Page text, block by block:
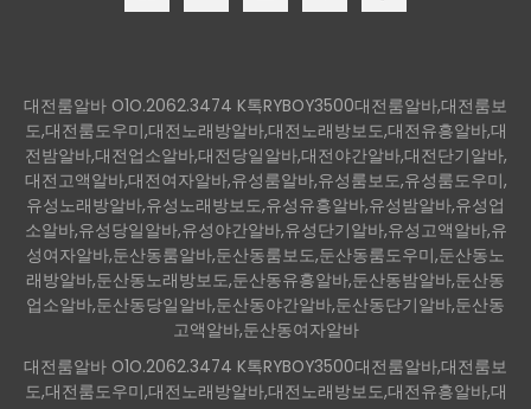
대전룸알바 O1O.2062.3474 K톡RYBOY3500대전룸알바,대전룸보
도,대전룸도우미,대전노래방알바,대전노래방보도,대전유흥알바,대
전밤알바,대전업소알바,대전당일알바,대전야간알바,대전단기알바,
대전고액알바,대전여자알바,유성룸알바,유성룸보도,유성룸도우미,
유성노래방알바,유성노래방보도,유성유흥알바,유성밤알바,유성업
소알바,유성당일알바,유성야간알바,유성단기알바,유성고액알바,유
성여자알바,둔산동룸알바,둔산동룸보도,둔산동룸도우미,둔산동노
래방알바,둔산동노래방보도,둔산동유흥알바,둔산동밤알바,둔산동
업소알바,둔산동당일알바,둔산동야간알바,둔산동단기알바,둔산동
고액알바,둔산동여자알바
대전룸알바 O1O.2062.3474 K톡RYBOY3500대전룸알바,대전룸보
도,대전룸도우미,대전노래방알바,대전노래방보도,대전유흥알바,대